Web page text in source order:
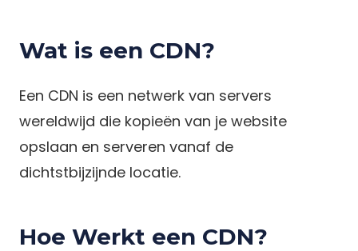
Wat is een CDN?
Een CDN is een netwerk van servers
wereldwijd die kopieën van je website
opslaan en serveren vanaf de
dichtstbijzijnde locatie.
Hoe Werkt een CDN?